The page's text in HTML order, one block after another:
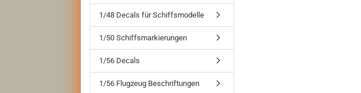
1/48 Decals für Schiffsmodelle
1/50 Schiffsmarkierungen
1/56 Decals
1/56 Flugzeug Beschriftungen